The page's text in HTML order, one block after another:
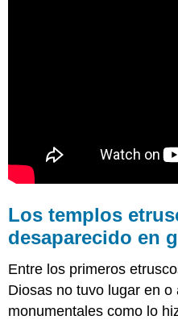
Templo
de
Escultura
de
Veii
artista
con
Los templos
desaparecido en
Entre los primeros
Diosas no tuvo lugar en
monumentales como lo